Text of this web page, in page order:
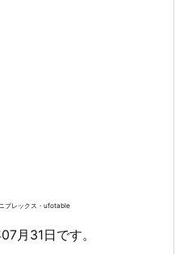
プレックス・ufotable
月31日です。